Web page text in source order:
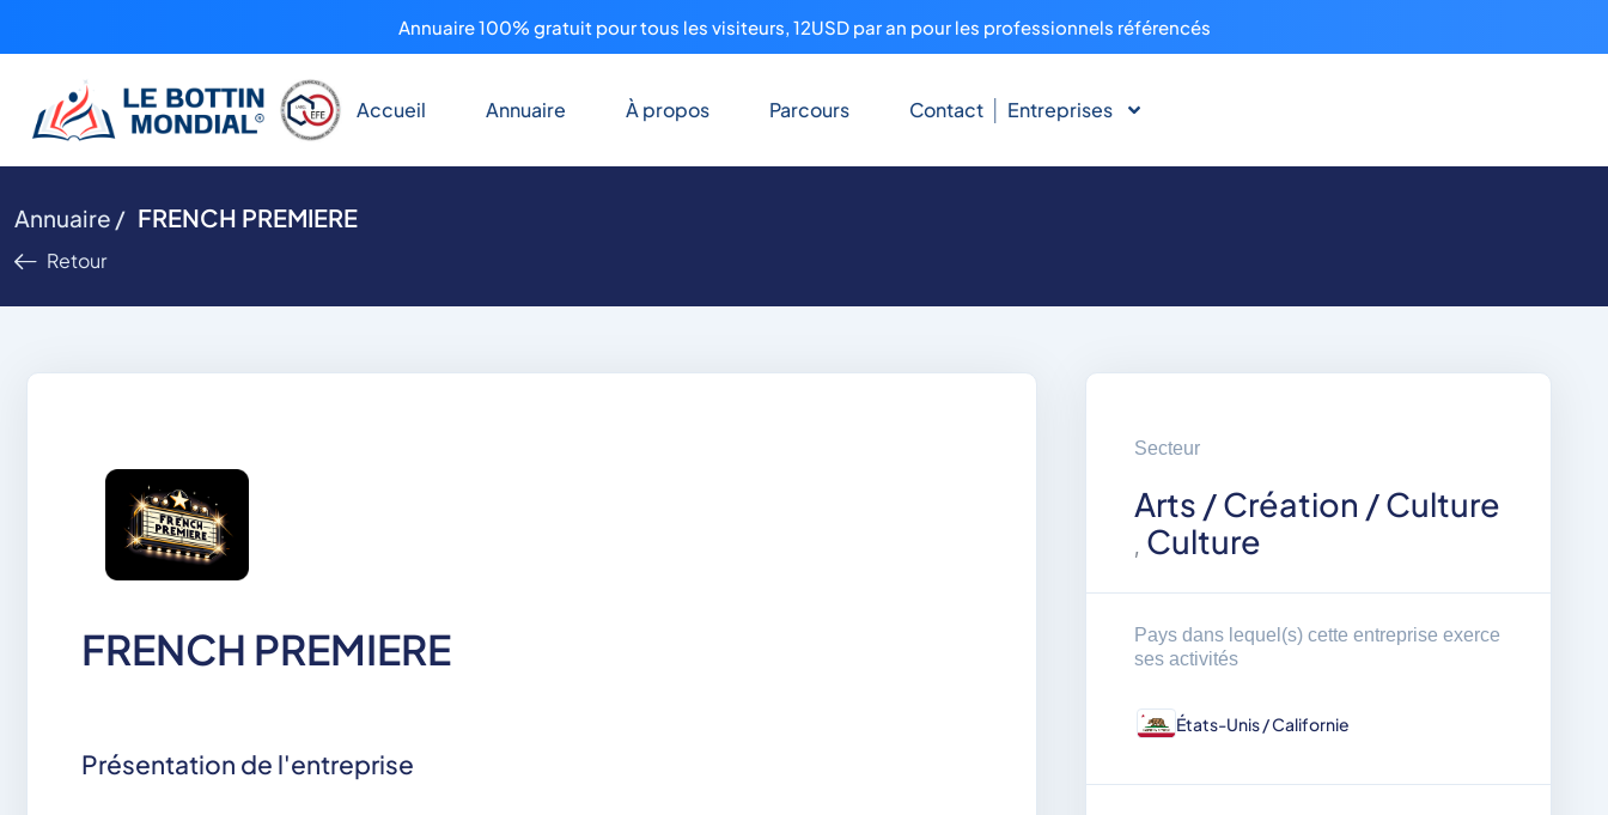
Annuaire 100% gratuit pour tous les visiteurs, 12USD par an pour les professionnels référencés
Accueil Annuaire À propos Parcours Contact Entreprises
Annuaire / FRENCH PREMIERE
Retour
FRENCH PREMIERE
Présentation de l'entreprise
Secteur
Arts / Création / Culture
, Culture
Pays dans lequel(s) cette entreprise exerce
ses activités
États-Unis / Californie